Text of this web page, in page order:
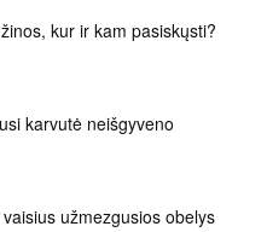
kur ir kam pasiskųsti?
karvutė neišgyveno
užmezgusios obelys